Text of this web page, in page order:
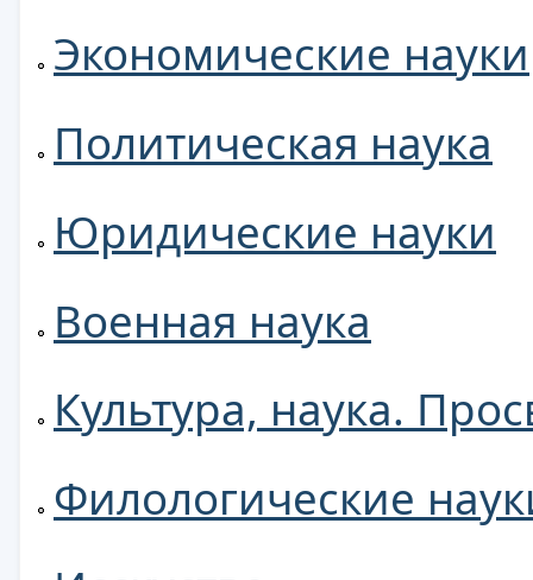
Экономические науки
Политическая наука
Юридические науки
Военная наука
Культура, наука.
Филологические